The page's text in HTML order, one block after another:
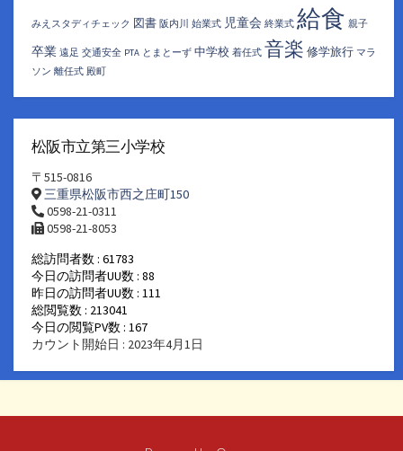
みえスタディチェック 図書 阪内川 始業式 児童会 終業式 給食 親子
卒業 遠足 交通安全 PTA とまとーず 中学校 着任式 音楽 修学旅行 マラ
ソン 離任式 殿町
松阪市立第三小学校
〒515-0816
三重県松阪市西之庄町150
0598-21-0311
0598-21-8053
総訪問者数 : 61783
今日の訪問者UU数 : 88
昨日の訪問者UU数 : 111
総閲覧数 : 213041
今日の閲覧PV数 : 167
カウント開始日 : 2023年4月1日